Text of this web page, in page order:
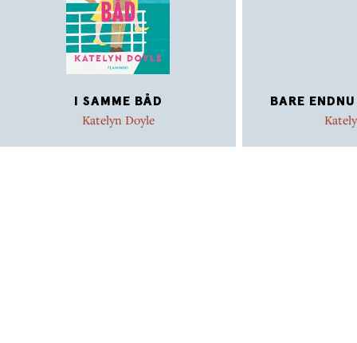
„Vanvittig underholdende.“ – PEOPLE MAGAZINE
I SAMME BÅD
Katelyn Doyle
BARE